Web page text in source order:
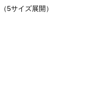
5サイズ展開）